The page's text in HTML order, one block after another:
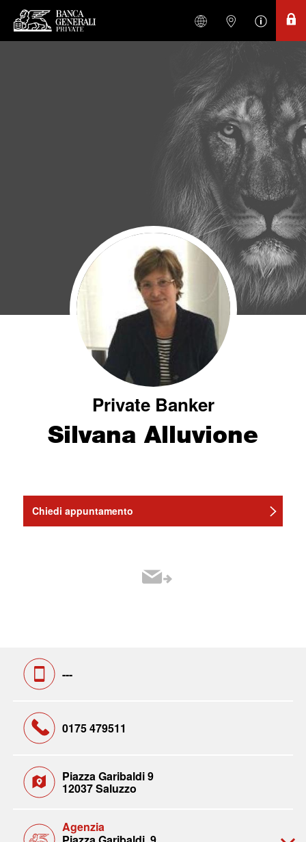
Private Banker
Silvana Alluvione
Chiedi appuntamento
---
0175 479511
Piazza Garibaldi 9
12037 Saluzzo
Agenzia